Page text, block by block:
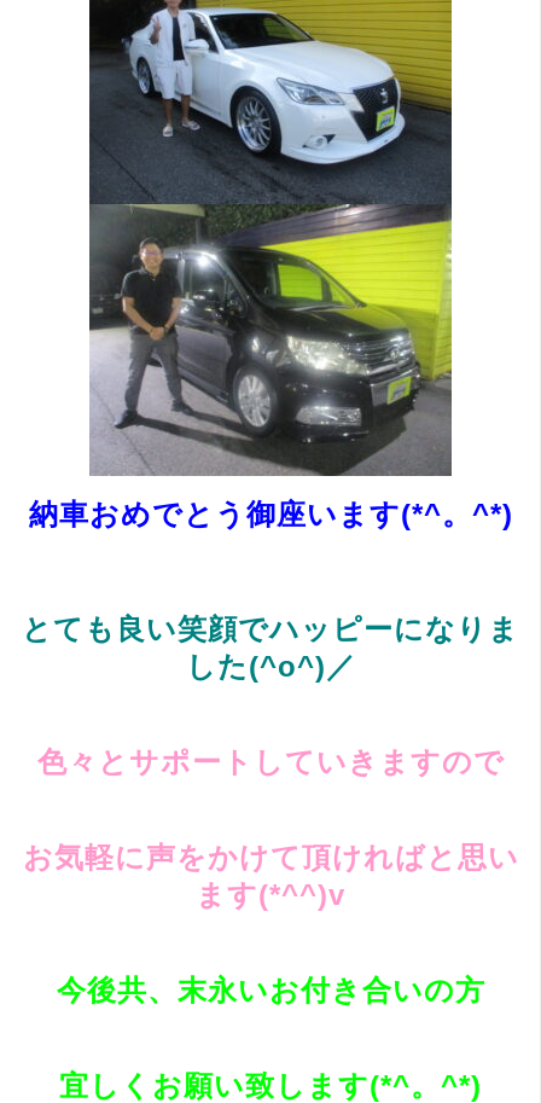
納車おめでとう御座います(*^。^*)
とても良い笑顔でハッピーになりま
した(^o^)／
色々とサポートしていきますので
お気軽に声をかけて頂ければと思い
ます(*^^)v
今後共、末永いお付き合いの方
宜しくお願い致します(*^。^*)